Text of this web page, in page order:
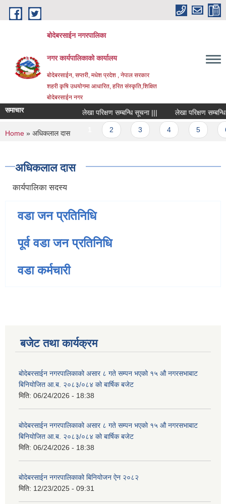
Skip to main content
बोदेबरसाईन नगरपालिका
नगर कार्यपालिकाको कार्यालय
बोदेबरसाईन, सप्तरी, मधेश प्रदेश , नेपाल सरकार
शहरी कृषि उधयोगमा आधारित, हरित संस्कृति,शिक्षित
बोदेबरसाईन नगर
समाचार लेखा परिक्षण सम्बन्धि सूचना ||| लेखा परिक्षण सम्बन्धि
Pages
You are here
Home » अधिकलाल दास
अधिकलाल दास
कार्यपालिका सदस्य
वडा जन प्रतिनिधि
पूर्व वडा जन प्रतिनिधि
वडा कर्मचारी
बजेट तथा कार्यक्रम
बोदेबरसाईन नगरपालिकाको असार ८ गते सम्पन भएको १५ ‍‍‍औ नगरसभाबाट
बिनियोजित आ.ब. २०८३/०८४ को बार्षिक बजेट
मिति: 06/24/2026 - 18:38
बोदेबरसाईन नगरपालिकाको असार ८ गते सम्पन भएको १५ ‍‍‍औ नगरसभाबाट
बिनियोजित आ.ब. २०८३/०८४ को बार्षिक बजेट
मिति: 06/24/2026 - 18:38
बोदेबरसाईन नगरपालिकाको बिनियोजन ऐन २०८२
मिति: 12/23/2025 - 09:31